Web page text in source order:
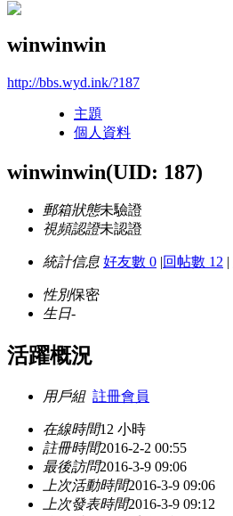
winwinwin
http://bbs.wyd.ink/?187
主題
個人資料
winwinwin(UID: 187)
郵箱狀態未驗證
視頻認證未認證
統計信息 好友數 0 |回帖數 12 |
性別保密
生日-
活躍概況
用戶組 註冊會員
在線時間12 小時
註冊時間2016-2-2 00:55
最後訪問2016-3-9 09:06
上次活動時間2016-3-9 09:06
上次發表時間2016-3-9 09:12